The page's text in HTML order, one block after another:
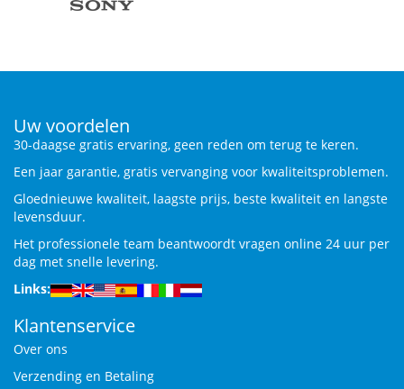
Uw voordelen
30-daagse gratis ervaring, geen reden om terug te keren.
Een jaar garantie, gratis vervanging voor kwaliteitsproblemen.
Gloednieuwe kwaliteit, laagste prijs, beste kwaliteit en langste
levensduur.
Het professionele team beantwoordt vragen online 24 uur per
dag met snelle levering.
Links:
Klantenservice
Over ons
Verzending en Betaling